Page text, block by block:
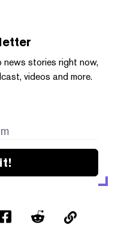
stories right now,
videos and more.